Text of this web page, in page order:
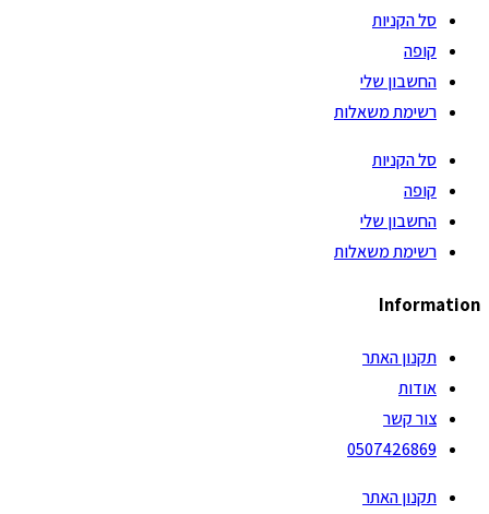
סל הקניות
קופה
החשבון שלי
רשימת משאלות
סל הקניות
קופה
החשבון שלי
רשימת משאלות
Information
תקנון האתר
אודות
צור קשר
0507426869
תקנון האתר